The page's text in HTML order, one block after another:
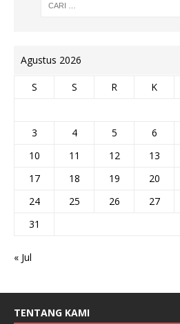
Agustus 2026
S S R K
3
4 5 6
10
11 12 13
17
18 19 20
24
25 26 27
31
« Jul
TENTANG KAMI